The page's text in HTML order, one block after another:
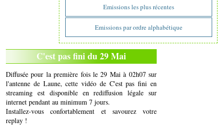
Emissions les plus récentes
Emissions par ordre alphabétique
C'est pas fini du 29 Mai
Diffusée pour la première fois le 29 Mai à 02h07 sur
l'antenne de Laune, cette vidéo de C'est pas fini en
streaming est disponible en rediffusion légale sur
internet pendant au minimum 7 jours.
Installez-vous confortablement et savourez votre
replay !